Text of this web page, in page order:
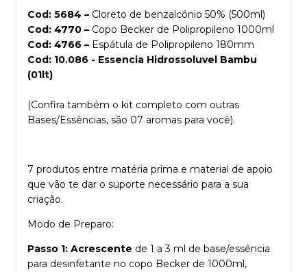
Cod: 5684 – Cloreto de benzalcônio 50% (500ml)
Cod: 4770 – Copo Becker de Polipropileno 1000ml
Cod: 4766 – Espátula de Polipropileno 180mm
Cod: 10.086 - Essencia Hidrossoluvel Bambu
(01lt)
(Confira também o kit completo com outras
Bases/Essências, são 07 aromas para você).
7 produtos entre matéria prima e material de apoio
que vão te dar o suporte necessário para a sua
criação.
Modo de Preparo:
Passo 1: Acrescente de 1 a 3 ml de base/essência
para desinfetante no copo Becker de 1000ml,